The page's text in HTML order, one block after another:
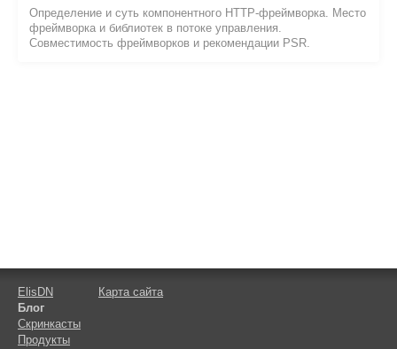
Определение и суть компонентного HTTP-фреймворка. Место
фреймворка и библиотек в потоке управления.
Совместимость фреймворков и рекомендации PSR.
ElisDN
Блог
Скринкасты
Продукты
Карта сайта